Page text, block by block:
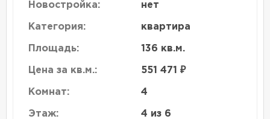
Новостройка: нет
Категория: квартира
Площадь: 136 кв.м.
Цена за кв.м.: 551 471 ₽
Комнат: 4
Этаж: 4 из 6